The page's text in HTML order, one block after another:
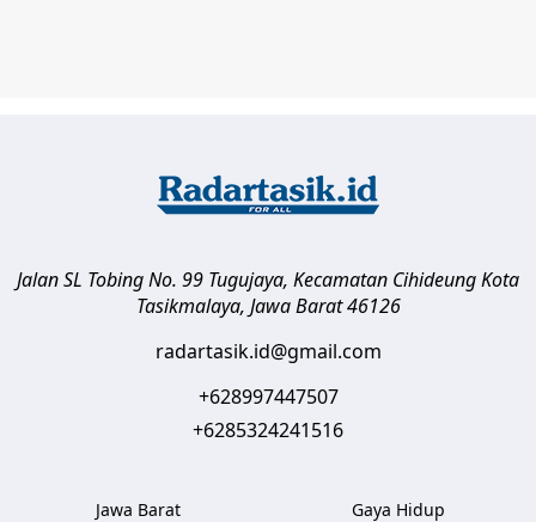
Jalan SL Tobing No. 99 Tugujaya, Kecamatan CihideungKota
Tasikmalaya, Jawa Barat 46126
radartasik.id@gmail.com
+628997447507
+6285324241516
Jawa Barat
Gaya Hidup